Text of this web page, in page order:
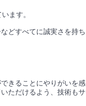
ます。
どすべてに誠実さを持
きることにやりがいを感
ただけるよう、技術も